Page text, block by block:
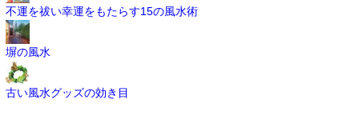
不運を祓い幸運をもたらす15の風水術
塀の風水
古い風水グッズの効き目